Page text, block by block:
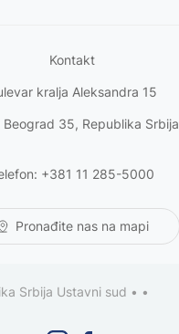
Kontakt
kralja Aleksandra 15
Beograd 35, Republika Srbija
+381 11 285-5000
Pronađite nas na mapi
Srbija Ustavni sud • •